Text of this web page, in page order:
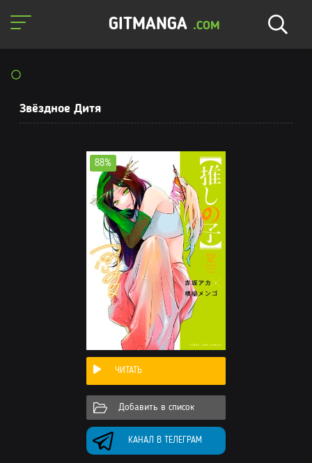
GITMANGA .COM
Звёздное Дитя
88%
ЧИТАТЬ
Добавить в список
КАНАЛ В ТЕЛЕГРАМ